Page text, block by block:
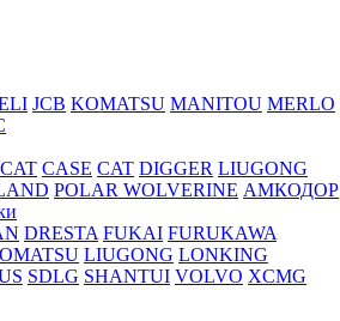
JCB KOMATSU MANITOU MERLO
CASE CAT DIGGER LIUGONG
POLAR WOLVERINE АМКОДОР
DRESTA FUKAI FURUKAWA
LIUGONG LONKING
SDLG SHANTUI VOLVO XCMG